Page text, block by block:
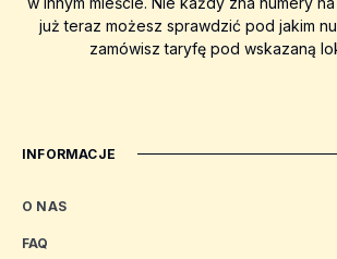
już teraz możesz sprawdzić pod jakim
zamówisz taryfę pod wskazaną
INFORMACJE
O NAS
FAQ